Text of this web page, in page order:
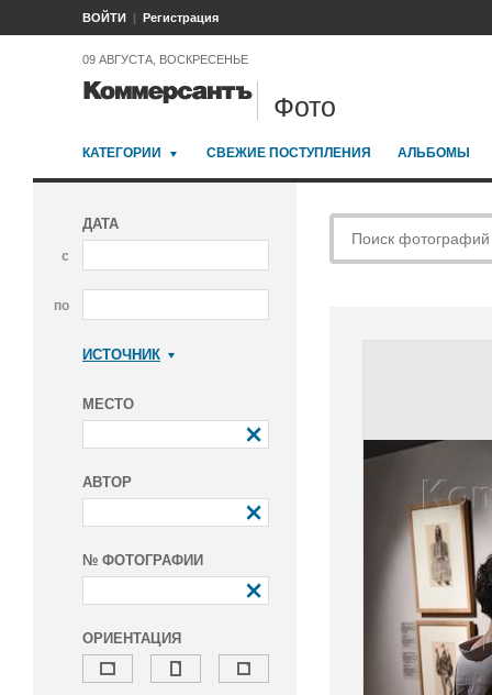
ВОЙТИ Регистрация
09 АВГУСТА, ВОСКРЕСЕНЬЕ
Фото
КАТЕГОРИИ СВЕЖИЕ ПОСТУПЛЕНИЯ АЛЬБОМЫ
ДАТА
с
по
ИСТОЧНИК
МЕСТО
АВТОР
№ ФОТОГРАФИИ
ОРИЕНТАЦИЯ